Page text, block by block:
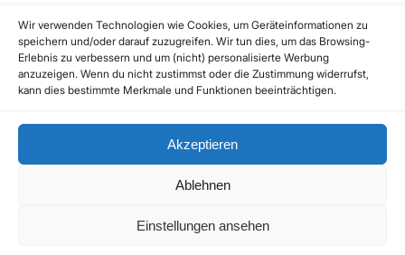
Wir verwenden Technologien wie Cookies, um Geräteinformationen zu
speichern und/oder darauf zuzugreifen. Wir tun dies, um das Browsing-
Erlebnis zu verbessern und um (nicht) personalisierte Werbung
anzuzeigen. Wenn du nicht zustimmst oder die Zustimmung widerrufst,
kann dies bestimmte Merkmale und Funktionen beeinträchtigen.
Akzeptieren
Ablehnen
Einstellungen ansehen
Cookie-Richtlinie (EU)
Impressum
Kontakt
*Als Amazon-Partner erhalte ich eine kleine Provision für qualifizierte Käufe